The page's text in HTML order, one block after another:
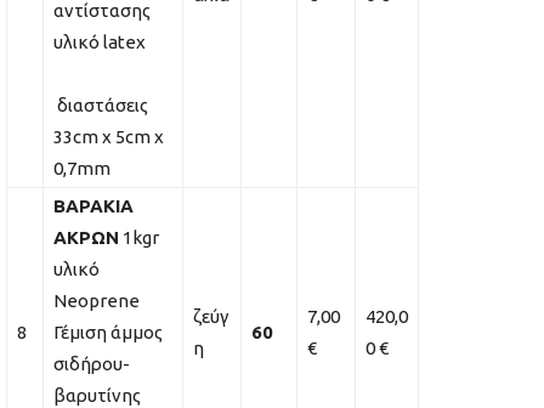
αντίστασης
υλικό latex
διαστάσεις
33cm x 5cm x
0,7mm
8
ΒΑΡΑΚΙΑ
ΑΚΡΩΝ 1kgr
υλικό
Neoprene
Γέμιση άμμος
σιδήρου-
βαρυτίνης
ζεύγ
η
60
7,00
€
420,0
0 €